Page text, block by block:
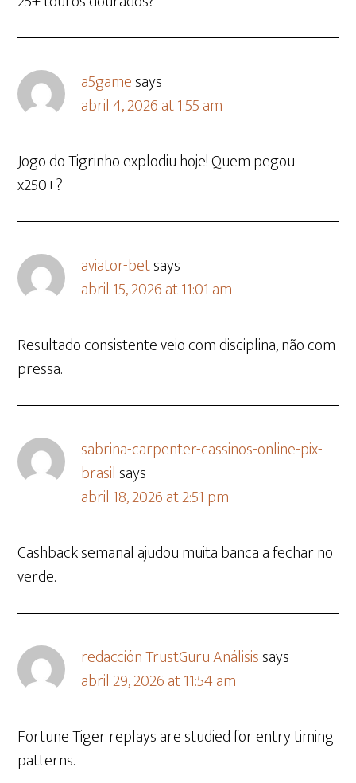
a5gamesays
abril 4, 2026 at 1:55 am
Jogo do Tigrinho explodiu hoje! Quem pegou
x250+?
aviator-betsays
abril 15, 2026 at 11:01 am
Resultado consistente veio com disciplina, não com
pressa.
sabrina-carpenter-cassinos-online-pix-
brasil says
abril 18, 2026 at 2:51 pm
Cashback semanal ajudou muita banca a fechar no
verde.
redacción TrustGuru Análisissays
abril 29, 2026 at 11:54 am
Fortune Tiger replays are studied for entry timing
patterns.